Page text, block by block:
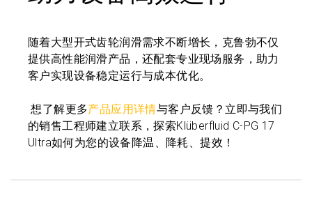
随着大型开式齿轮润滑需求不断增长，克鲁勃不仅
提供高性能润滑产品，还配套专业现场服务，助力
客户实现设备稳定运行与成本优化。
想了解更多产品应用详情与客户反馈？立即与我们
的销售工程师建立联系，探索Klüberfluid C-PG 17
Ultra如何为您的设备降温、降耗、提效！